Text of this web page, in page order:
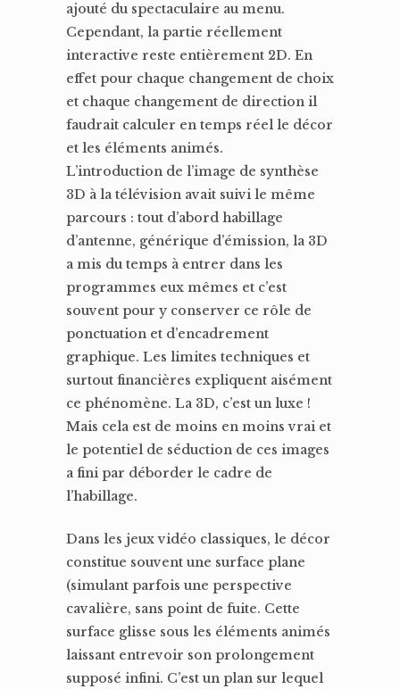
ajouté du spectaculaire au menu.
Cependant, la partie réellement
interactive reste entièrement 2D. En
effet pour chaque changement de choix
et chaque changement de direction il
faudrait calculer en temps réel le décor
et les éléments animés.
L’introduction de l’image de synthèse
3D à la télévision avait suivi le même
parcours : tout d’abord habillage
d’antenne, générique d’émission, la 3D
a mis du temps à entrer dans les
programmes eux mêmes et c’est
souvent pour y conserver ce rôle de
ponctuation et d’encadrement
graphique. Les limites techniques et
surtout financières expliquent aisément
ce phénomène. La 3D, c’est un luxe !
Mais cela est de moins en moins vrai et
le potentiel de séduction de ces images
a fini par déborder le cadre de
l’habillage.
Dans les jeux vidéo classiques, le décor
constitue souvent une surface plane
(simulant parfois une perspective
cavalière, sans point de fuite. Cette
surface glisse sous les éléments animés
laissant entrevoir son prolongement
supposé infini. C’est un plan sur lequel